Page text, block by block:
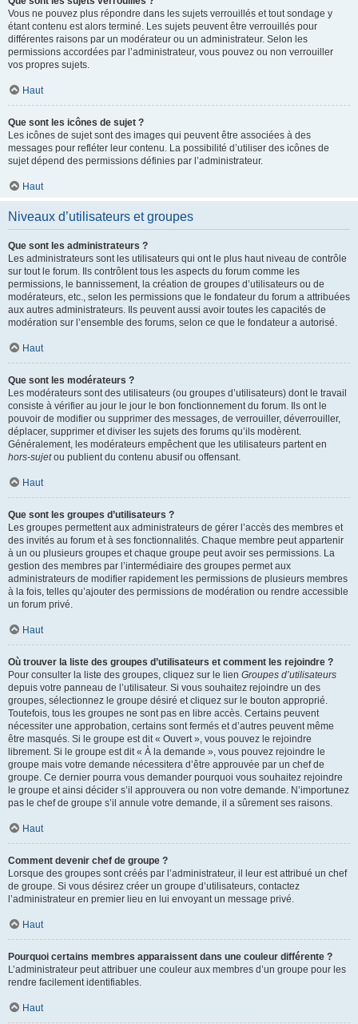
Vous ne pouvez plus répondre dans les sujets verrouillés et tout sondage y
étant contenu est alors terminé. Les sujets peuvent être verrouillés pour
différentes raisons par un modérateur ou un administrateur. Selon les
permissions accordées par l’administrateur, vous pouvez ou non verrouiller
vos propres sujets.
Haut
Que sont les icônes de sujet ?
Les icônes de sujet sont des images qui peuvent être associées à des
messages pour refléter leur contenu. La possibilité d’utiliser des icônes de
sujet dépend des permissions définies par l’administrateur.
Haut
Niveaux d’utilisateurs et groupes
Que sont les administrateurs ?
Les administrateurs sont les utilisateurs qui ont le plus haut niveau de contrôle
sur tout le forum. Ils contrôlent tous les aspects du forum comme les
permissions, le bannissement, la création de groupes d’utilisateurs ou de
modérateurs, etc., selon les permissions que le fondateur du forum a attribuées
aux autres administrateurs. Ils peuvent aussi avoir toutes les capacités de
modération sur l’ensemble des forums, selon ce que le fondateur a autorisé.
Haut
Que sont les modérateurs ?
Les modérateurs sont des utilisateurs (ou groupes d’utilisateurs) dont le travail
consiste à vérifier au jour le jour le bon fonctionnement du forum. Ils ont le
pouvoir de modifier ou supprimer des messages, de verrouiller, déverrouiller,
déplacer, supprimer et diviser les sujets des forums qu’ils modèrent.
Généralement, les modérateurs empêchent que les utilisateurs partent en
hors-sujetou publient du contenu abusif ou offensant.
Haut
Que sont les groupes d’utilisateurs ?
Les groupes permettent aux administrateurs de gérer l’accès des membres et
des invités au forum et à ses fonctionnalités. Chaque membre peut appartenir
à un ou plusieurs groupes et chaque groupe peut avoir ses permissions. La
gestion des membres par l’intermédiaire des groupes permet aux
administrateurs de modifier rapidement les permissions de plusieurs membres
à la fois, telles qu’ajouter des permissions de modération ou rendre accessible
un forum privé.
Haut
Où trouver la liste des groupes d’utilisateurs et comment les rejoindre ?
Pour consulter la liste des groupes, cliquez sur le lien Groupes d’utilisateurs
depuis votre panneau de l’utilisateur. Si vous souhaitez rejoindre un des
groupes, sélectionnez le groupe désiré et cliquez sur le bouton approprié.
Toutefois, tous les groupes ne sont pas en libre accès. Certains peuvent
nécessiter une approbation, certains sont fermés et d’autres peuvent même
être masqués. Si le groupe est dit « Ouvert », vous pouvez le rejoindre
librement. Si le groupe est dit « À la demande », vous pouvez rejoindre le
groupe mais votre demande nécessitera d’être approuvée par un chef de
groupe. Ce dernier pourra vous demander pourquoi vous souhaitez rejoindre
le groupe et ainsi décider s’il approuvera ou non votre demande. N’importunez
pas le chef de groupe s’il annule votre demande, il a sûrement ses raisons.
Haut
Comment devenir chef de groupe ?
Lorsque des groupes sont créés par l’administrateur, il leur est attribué un chef
de groupe. Si vous désirez créer un groupe d’utilisateurs, contactez
l’administrateur en premier lieu en lui envoyant un message privé.
Haut
Pourquoi certains membres apparaissent dans une couleur différente ?
L’administrateur peut attribuer une couleur aux membres d’un groupe pour les
rendre facilement identifiables.
Haut